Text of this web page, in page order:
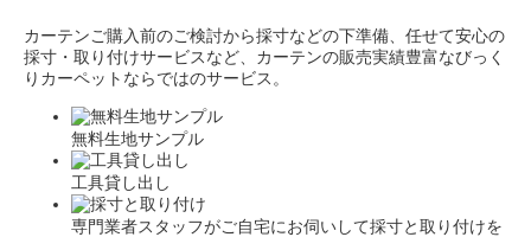
カーテンご購入前のご検討から採寸などの下準備、任せて安心の
採寸・取り付けサービスなど、カーテンの販売実績豊富なびっく
りカーペットならではのサービス。
無料生地サンプル
工具貸し出し
専門業者スタッフがご自宅にお伺いして採寸と取り付けを